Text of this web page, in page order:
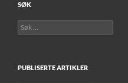
SØK
Søk
etter:
PUBLISERTE ARTIKLER